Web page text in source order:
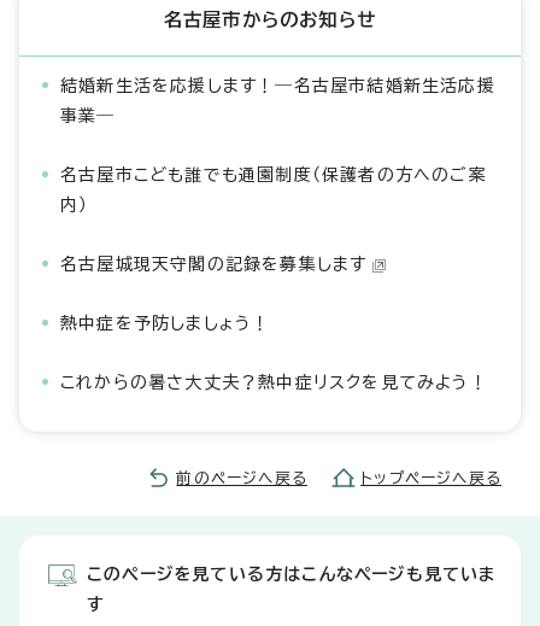
名古屋市からのお知らせ
結婚新生活を応援します！―名古屋市結婚新生活応援
事業―
名古屋市こども誰でも通園制度（保護者の方へのご案
内）
名古屋城現天守閣の記録を募集します
熱中症を予防しましょう！
これからの暑さ大丈夫？熱中症リスクを見てみよう！
前のページへ戻る トップページへ戻る
このページを見ている方はこんなページも見ていま
す